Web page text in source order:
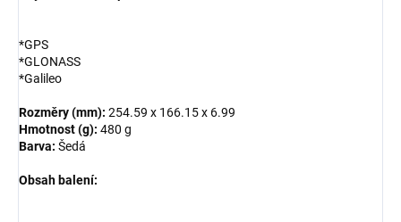
*GPS
*GLONASS
*Galileo
Rozměry (mm): 254.59 x 166.15 x 6.99
Hmotnost (g): 480 g
Barva: Šedá
Obsah balení: